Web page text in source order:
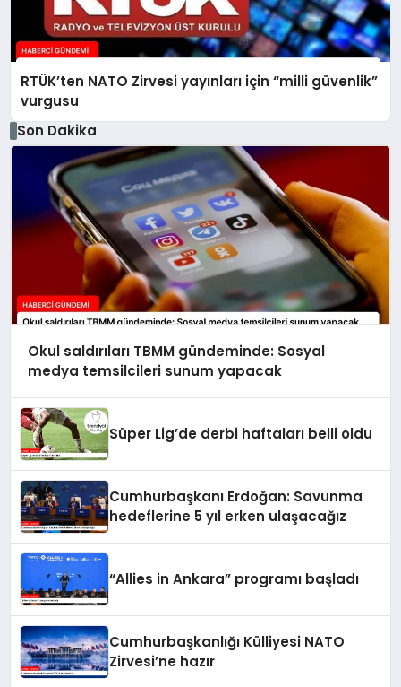
RTÜK’ten NATO Zirvesi yayınları için “milli güvenlik”
vurgusu
Son Dakika
Okul saldırıları TBMM gündeminde: Sosyal
medya temsilcileri sunum yapacak
Süper Lig’de derbi haftaları belli oldu
Cumhurbaşkanı Erdoğan: Savunma
hedeflerine 5 yıl erken ulaşacağız
“Allies in Ankara” programı başladı
Cumhurbaşkanlığı Külliyesi NATO
Zirvesi’ne hazır